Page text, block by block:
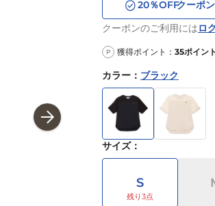
20％OFFクーポ
クーポンのご利用にはロ
P 獲得ポイント： 35ポイント
カラー ： ブラック
サイズ：
S